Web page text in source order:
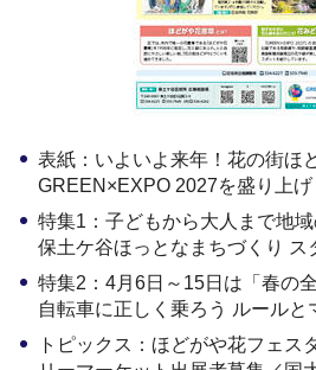
表紙：いよいよ来年！花の街ほ
GREEN×EXPO 2027を盛り上げ
特集1：子どもから大人まで地
保土ケ谷ほっとなまちづくり ス
特集2：4月6日～15日は「春の
自転車に正しく乗ろう ルールと
トピックス：ほどがや花フェス